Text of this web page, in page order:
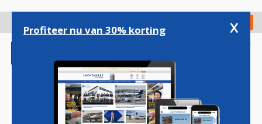
gaan
Check in
Profiteer nu van 30% korting x